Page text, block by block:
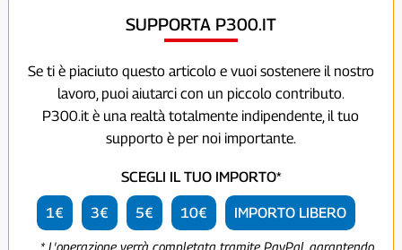
SUPPORTA P300.IT
Se ti è piaciuto questo articolo e vuoi sostenere il nostro
lavoro, puoi aiutarci con un piccolo contributo.
P300.it è una realtà totalmente indipendente, il tuo
supporto è per noi importante.
SCEGLI IL TUO IMPORTO*
1€ 3€ 5€ 10€ IMPORTO LIBERO